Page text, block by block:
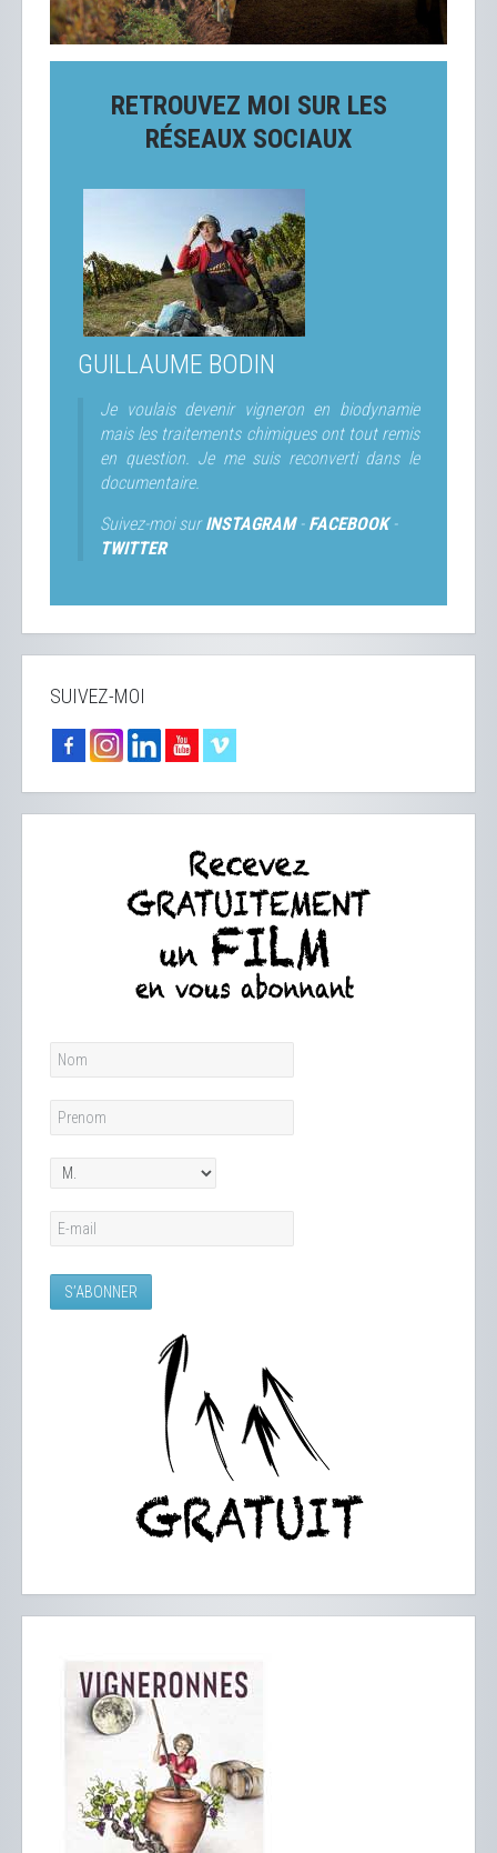
RETROUVEZ MOI SUR LES
RÉSEAUX SOCIAUX
GUILLAUME BODIN
Je voulais devenir vigneron en biodynamie
mais les traitements chimiques ont tout remis
en question. Je me suis reconverti dans le
documentaire.
Suivez-moi surINSTAGRAM- FACEBOOK-
TWITTER
SUIVEZ-MOI